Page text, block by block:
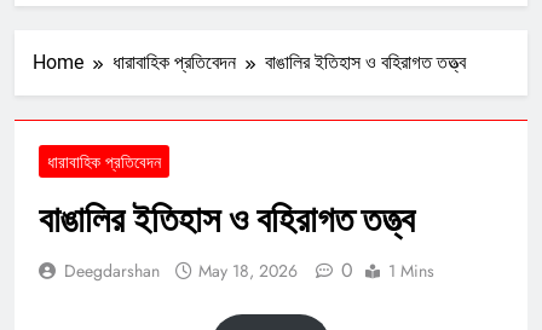
Home ধারাবাহিক প্রতিবেদন বাঙালির ইতিহাস ও বহিরাগত তত্ত্ব
ধারাবাহিক প্রতিবেদন
বাঙালির ইতিহাস ও বহিরাগত তত্ত্ব
Deegdarshan May 18, 2026 0 1 Mins